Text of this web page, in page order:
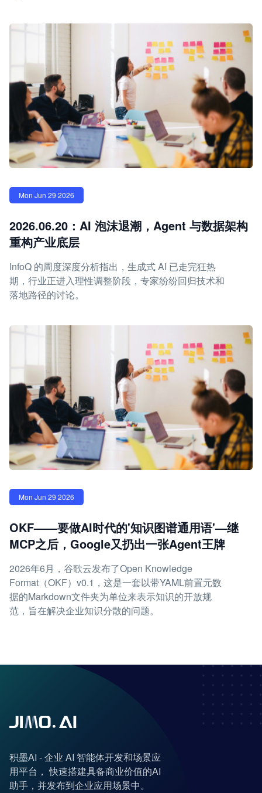
Mon Jun 29 2026
2026.06.20：AI 泡沫退潮，Agent 与数据架构
重构产业底层
InfoQ 的周度深度分析指出，生成式 AI 已走完狂热
期，行业正进入理性调整阶段，专家纷纷回归技术和
落地路径的讨论。
Mon Jun 29 2026
OKF——要做AI时代的'知识图谱通用语'—继
MCP之后，Google又扔出一张Agent王牌
2026年6月，谷歌云发布了Open Knowledge
Format（OKF）v0.1，这是一套以带YAML前置元数
据的Markdown文件夹为单位来表示知识的开放规
范，旨在解决企业知识分散的问题。
积墨AI - 企业 AI 智能体开发和场景应
用平台， 快速搭建具备商业价值的AI
助手，并发布到企业应用场景中。